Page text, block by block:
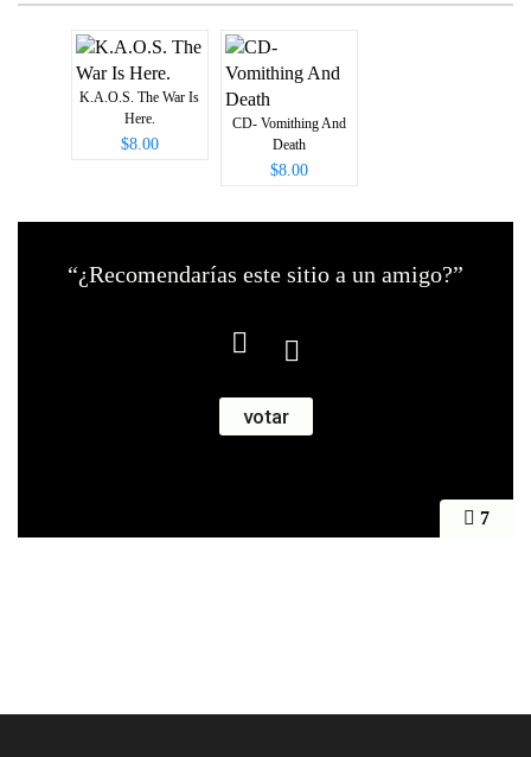
K.A.O.S. The War Is
Here.
$8.00
CD- Vomithing And
Death
$8.00
7
“¿Recomendarías este sitio a un amigo?”